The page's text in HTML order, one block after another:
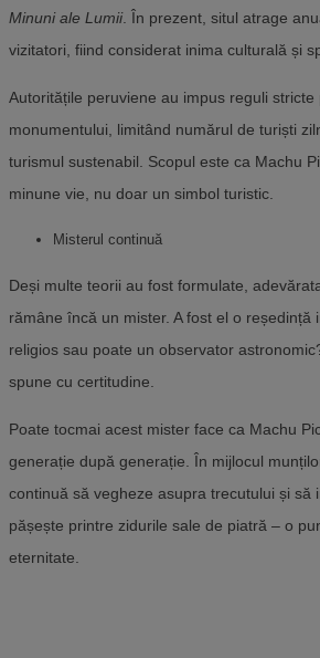
Minuni ale Lumii. În prezent, situl atrage
vizitatori, fiind considerat inima culturală și
Autoritățile peruviene au impus reguli
monumentului, limitând numărul de turiști
turismul sustenabil. Scopul este ca Machu
minune vie, nu doar un simbol turistic.
Misterul continuă
Deși multe teorii au fost formulate,
rămâne încă un mister. A fost el o reședință
religios sau poate un observator
spune cu certitudine.
Poate tocmai acest mister face ca Machu
generație după generație. În mijlocul
continuă să vegheze asupra trecutului și să
pășește printre zidurile sale de piatră – o
eternitate.